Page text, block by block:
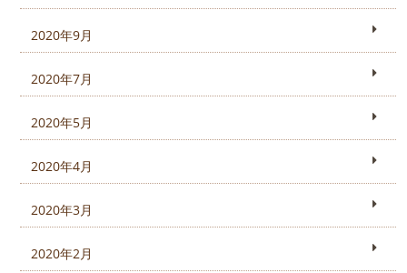
2020年9月
2020年7月
2020年5月
2020年4月
2020年3月
2020年2月